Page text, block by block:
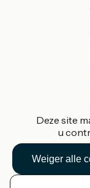
Ontvang elke
Frankrijk in uw
Mijn e-
Accueil Vélo Pro
Contact
Deze site
u
Weiger alle